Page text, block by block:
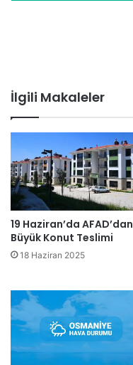
İlgili Makaleler
19 Haziran’da AFAD’dan
Büyük Konut Teslimi
18 Haziran 2025